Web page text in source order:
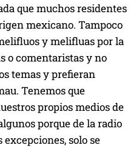
que muchos residentes
mexicano. Tampoco
y melifluas por la
o comentaristas y no
temas y prefieran
Tenemos que
propios medios de
porque de la radio
solo se